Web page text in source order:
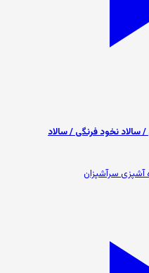
سالاد نخود فرنگی / سالاد